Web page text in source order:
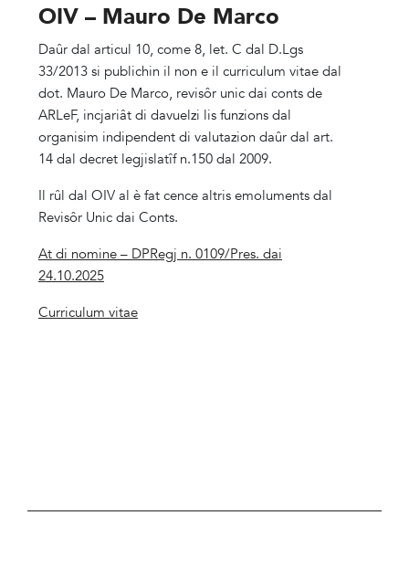
OIV – Mauro De Marco
Daûr dal articul 10, come 8, let. C dal D.Lgs
33/2013 si publichin il non e il curriculum vitae dal
dot. Mauro De Marco, revisôr unic dai conts de
ARLeF, incjariât di davuelzi lis funzions dal
organisim indipendent di valutazion daûr dal art.
14 dal decret legjislatîf n.150 dal 2009.
Il rûl dal OIV al è fat cence altris emoluments dal
Revisôr Unic dai Conts.
At di nomine – DPRegj n. 0109/Pres. dai
24.10.2025
Curriculum vitae